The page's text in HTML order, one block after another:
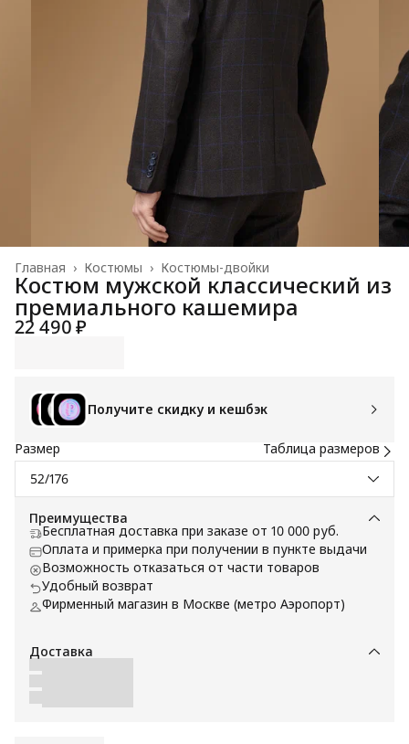
Костюмы-двойки
Костюмы ›
Главная ›
Костюм мужской классический из
премиального кашемира
22 490 ₽
Получите скидку и кешбэк
Размер
Таблица размеров
52/176
Преимущества
Бесплатная доставка при заказе от 10 000 руб.
Оплата и примерка при получении в пункте выдачи
Возможность отказаться от части товаров
Удобный возврат
Фирменный магазин в Москве (метро Аэропорт)
Доставка